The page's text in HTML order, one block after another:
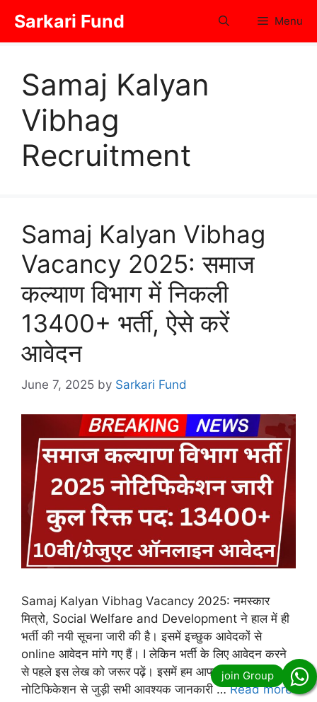
content
Sarkari Fund Menu
Samaj Kalyan
Vibhag
Recruitment
Samaj Kalyan Vibhag
Vacancy 2025: समाज
कल्याण विभाग में निकली
13400+ भर्ती, ऐसे करें
आवेदन
June 7, 2025 by Sarkari Fund
Samaj Kalyan Vibhag Vacancy 2025: नमस्कार
मित्रो, Social Welfare and Development ने हाल में ही
भर्ती की नयी सूचना जारी की है। इसमें इच्छुक आवेदकों से
online आवेदन मांगे गए हैं। I लेकिन भर्ती के लिए आवेदन करने
से पहले इस लेख को जरूर पढ़ें। इसमें हम आपको ऑफिशियल
नोटिफिकेशन से जुड़ी सभी आवश्यक जानकारी …Read more